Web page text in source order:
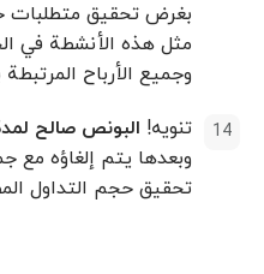
بغرض تحقيق متطلبات
مثل هذه الأنشطة في
وجميع الأرباح
تنويه! البونص صالح لمدة 30 يوماً من وقت
وبعدها يتم إلغاؤه مع
تحقيق حجم التداول